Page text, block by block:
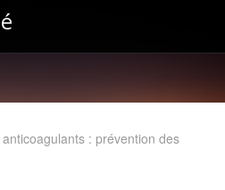
: prévention des